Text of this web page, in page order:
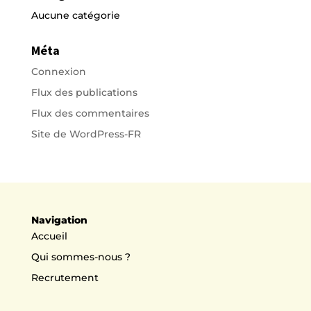
Aucune catégorie
Méta
Connexion
Flux des publications
Flux des commentaires
Site de WordPress-FR
Navigation
Accueil
Qui sommes-nous ?
Recrutement